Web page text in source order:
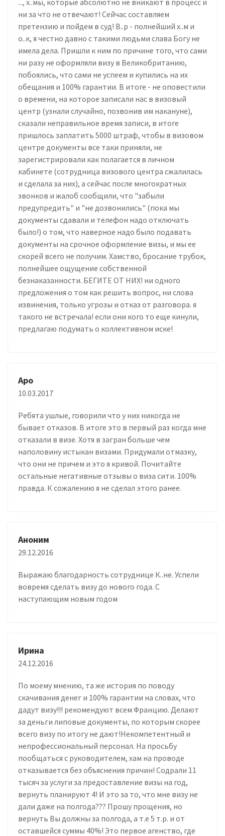
ни за что не отвечают! Сейчас составляем
претензию и пойдем в суд! В..р - полнейший х..м и
о..к, я честно давно с такими людьми слава Богу не
имела дела. Пришли к ним по причине того, что сами
ни разу не оформляли визу в Великобританию,
побоялись, что сами не успеем и купились на их
обещания и 100% гарантии. В итоге - не оповестили
о времени, на которое записали нас в визовый
центр (узнали случайно, позвонив им накануне),
сказали неправильное время записи, в итоге
пришлось заплатить 5000 штраф, чтобы в визовом
центре документы все таки приняли, не
зарегистрировали как полагается в личном
кабинете (сотрудница визового центра сжалилась
и сделала за них), а сейчас после многократных
звонков и жалоб сообщили, что "забыли
предупредить" и "не дозвонились" (пока мы
документы сдавали и телефон надо отключать
было!) о том, что наверное надо было подавать
документы на срочное оформление визы, и мы ее
скорей всего не получим. Хамство, бросание трубок,
полнейшее ощущение собственной
безнаказанности. БЕГИТЕ ОТ НИХ! ни одного
предложения о том как решить вопрос, ни слова
извинения, только угрозы и отказ от разговора. я
такого не встречала! если они кого то еще кинули,
предлагаю подумать о коллективном иске!
Apo
10.03.2017
Ребята ушлые, говорили что у них никогда не
бывает отказов. В итоге это в первый раз когда мне
отказали в визе. Хотя в загран больше чем
наполовину истыкан визами. Придумали отмазку,
что они не причем и это я кривой. Почитайте
остальные негативные отзывы о виза сити. 100%
правда. К сожалению я не сделал этого ранее.
Аноним
29.12.2016
Выражаю благодарность сотруднице К..не. Успели
вовремя сделать визу до нового года. С
наступающим новым годом
Ирина
24.12.2016
По моему мнению, та же история по поводу
скачивания денег и 100% гарантии на словах, что
дадут визу!!! рекомендуют всем Францию. Делают
за деньги липовые документы, по которым скорее
всего визу по итогу не дают!Некомпетентный и
непрофессиональный персонал. На просьбу
пообщаться с руководителем, хам на проводе
отказывается без объяснения причин! Содрали 11
тысяч за услуги за предоставление визы на год,
вернуть планируют 4! И это за то, что мне визу не
дали даже на полгода??? Прошу прощения, но
вернуть Вы должны за полгода, а т.е 5 т.р. и от
оставшейся суммы 40%! Это первое агенство, где